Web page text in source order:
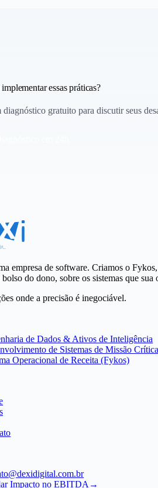
essas práticas?
diagnóstico gratuito para discutir seus
empresa de software. Criamos o
do dono, sobre os sistemas que sua
onde a precisão é inegociável.
de Dados & Ativos de Inteligência
de Sistemas de Missão Crítica
Operacional de Receita (Fykos)
Impacto no EBITDA →